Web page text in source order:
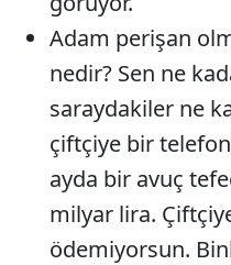
Adam perişan
nedir? Sen ne
saraydakiler ne
çiftçiye bir
ayda bir avuç
milyar lira.
ödemiyorsun.